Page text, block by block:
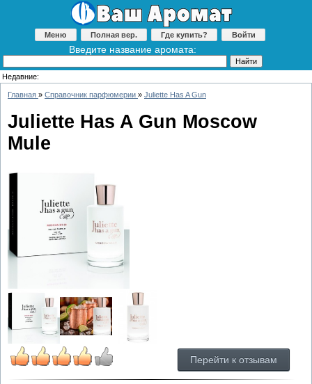
Меню Полная вер. Где купить? Войти
Введите название аромата:
Недавние:
Главная » Справочник парфюмерии » Juliette Has A Gun
Juliette Has A Gun Moscow
Mule
Перейти к отзывам